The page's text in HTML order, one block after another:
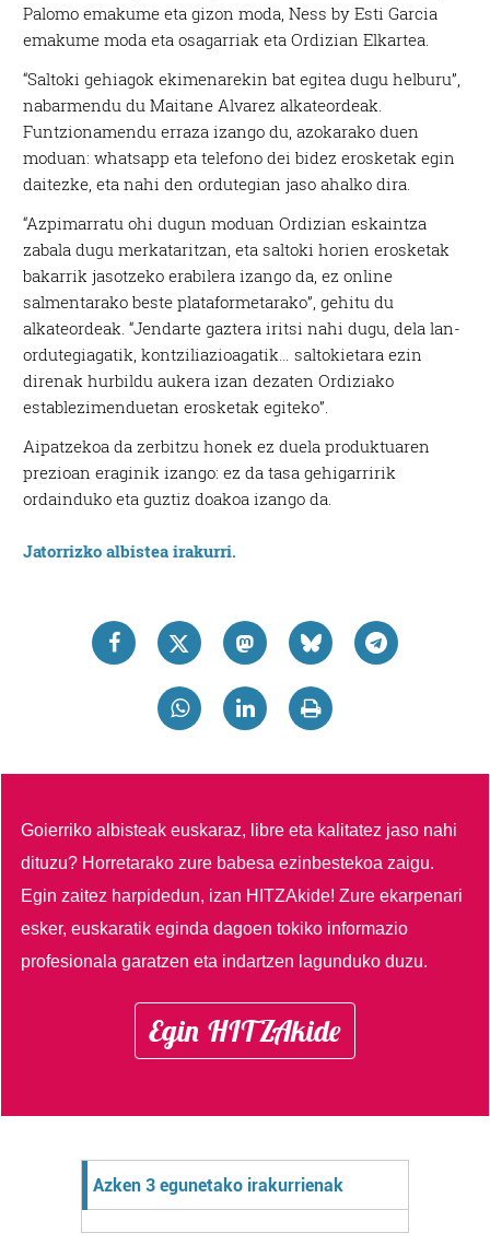
Palomo emakume eta gizon moda, Ness by Esti Garcia
emakume moda eta osagarriak eta Ordizian Elkartea.
“Saltoki gehiagok ekimenarekin bat egitea dugu helburu”,
nabarmendu du Maitane Alvarez alkateordeak.
Funtzionamendu erraza izango du, azokarako duen
moduan: whatsapp eta telefono dei bidez erosketak egin
daitezke, eta nahi den ordutegian jaso ahalko dira.
“Azpimarratu ohi dugun moduan Ordizian eskaintza
zabala dugu merkataritzan, eta saltoki horien erosketak
bakarrik jasotzeko erabilera izango da, ez online
salmentarako beste plataformetarako”, gehitu du
alkateordeak. “Jendarte gaztera iritsi nahi dugu, dela lan-
ordutegiagatik, kontziliazioagatik… saltokietara ezin
direnak hurbildu aukera izan dezaten Ordiziako
establezimenduetan erosketak egiteko”.
Aipatzekoa da zerbitzu honek ez duela produktuaren
prezioan eraginik izango: ez da tasa gehigarririk
ordainduko eta guztiz doakoa izango da.
Jatorrizko albistea irakurri.
Goierriko albisteak euskaraz, libre eta kalitatez jaso nahi
dituzu? Horretarako zure babesa ezinbestekoa zaigu.
Egin zaitez harpidedun, izan HITZAkide!Zure ekarpenari
esker, euskaratik eginda dagoen tokiko informazio
profesionala garatzen eta indartzen lagunduko duzu.
Egin HITZAkide
Azken 3 egunetako irakurrienak